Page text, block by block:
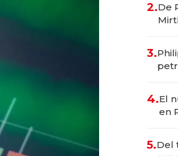
2.De
3.
4.El
en
5.Del